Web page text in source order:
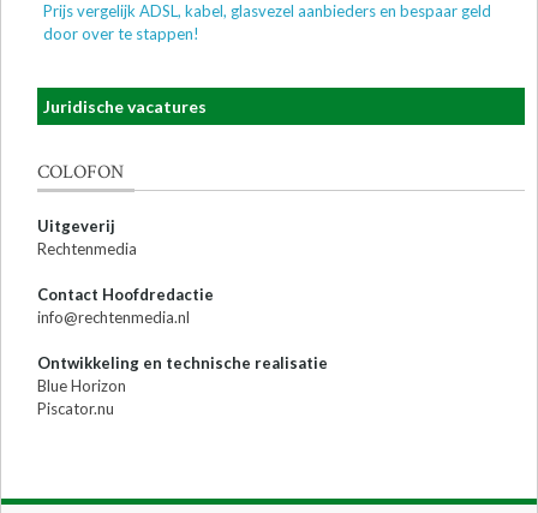
Prijs vergelijk ADSL, kabel, glasvezel aanbieders en bespaar geld
door over te stappen!
Juridische vacatures
COLOFON
Uitgeverij
Rechtenmedia
Contact Hoofdredactie
info@rechtenmedia.nl
Ontwikkeling en technische realisatie
Blue Horizon
Piscator.nu